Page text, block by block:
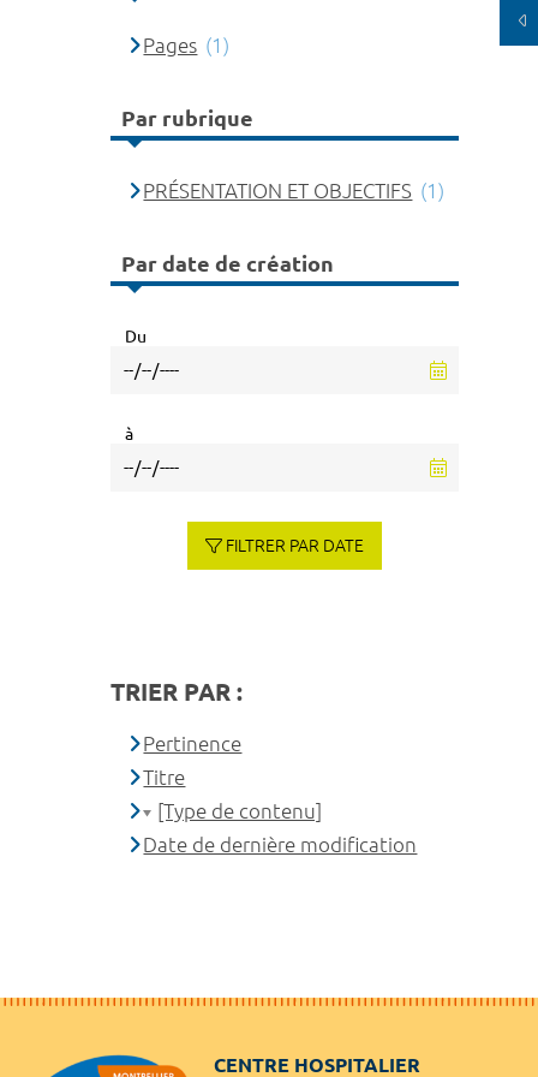
Pages (1)
Par rubrique
PRÉSENTATION ET OBJECTIFS (1)
Par date de création
Du
à
FILTRER PAR DATE
TRIER PAR :
Pertinence
Titre
[Type de contenu]
Date de dernière modification
CENTRE HOSPITALIER